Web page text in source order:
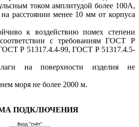
током амплитудой более 100А,
расстоянии менее 10 мм от корпуса
к воздействию помех степени
с требованиям ГОСТ Р
Р 51317.4.4-99, ГОСТ Р 51317.4.5-
на поверхности изделия не
моря не более 2000 м.
ПОДКЛЮЧЕНИЯ